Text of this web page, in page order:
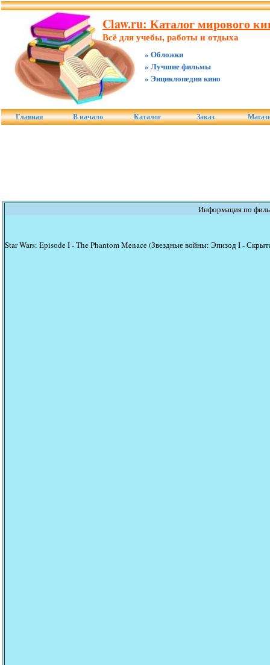
Claw.ru: Каталог мирового
Всё для учебы, работы и отдыха
» Обложки
» Лучшие фильмы
» Энциклопедия кино
Главная В начало Каталог Заказ
Информация по
Star Wars: Episode I - The Phantom Menace (Звездные войны: Эпизод I -